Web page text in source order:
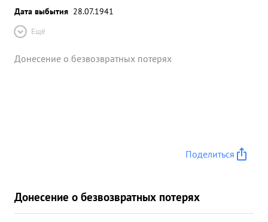
Дата выбытия 28.07.1941
Ещё
Донесение о безвозвратных потерях
Поделиться
Донесение о безвозвратных потерях